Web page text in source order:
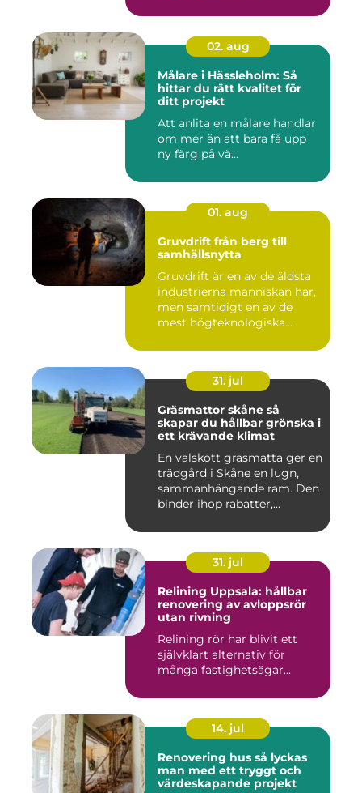
02. aug
Målare i Hässleholm: Så
hittar du rätt kvalitet för
ditt projekt
Att anlita en målare handlar
om mer än att bara få upp
ny färg på vä...
01. aug
Gruvdrift från berg till
samhällsnytta
Gruvdrift är en av de äldsta
industrierna människan har,
men samtidigt en av de
mest högteknologiska...
31. jul
Gräsmattor skåne så
skapar du hållbar grönska i
ett krävande klimat
En välskött gräsmatta ger en
trädgård i Skåne en lugn,
sammanhängande ram. Den
binder ihop rabatter,...
31. jul
Relining Uppsala: hållbar
renovering av avloppsrör
utan rivning
Relining rör har blivit ett
självklart alternativ för
många fastighetsägar...
14. jul
Renovering hus så lyckas
man med ett tryggt och
värdeskapande projekt